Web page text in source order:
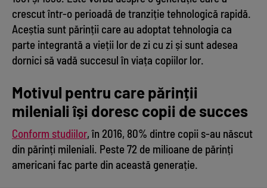
crescut într-o perioadă de tranziție tehnologică rapidă.
Aceștia sunt părinții care au adoptat tehnologia ca
parte integrantă a vieții lor de zi cu zi și sunt adesea
dornici să vadă succesul în viața copiilor lor.
Motivul pentru care părinții
mileniali își doresc copii de succes
Conform studiilor, în 2016, 80% dintre copii s-au născut
din părinți mileniali. Peste 72 de milioane de părinți
americani fac parte din această generație.